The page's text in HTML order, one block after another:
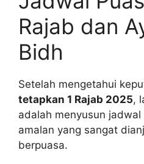
Rajab dan
Bidh
Setelah mengetahui
tetapkan 1 Rajab 2025,
adalah menyusun
amalan yang sangat
berpuasa.